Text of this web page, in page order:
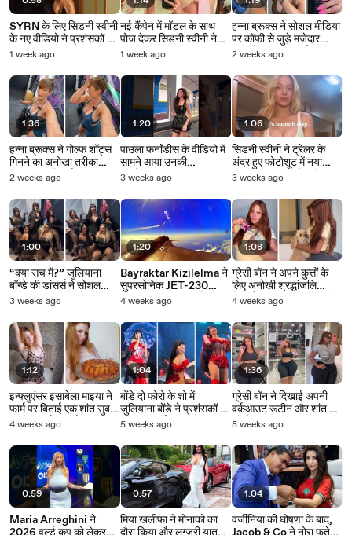
SYRN के लिए सिडनी स्वीनी
के नए वीडियो ने प्रशंसकों का
ध्यान खींचा
1 week ago
1:36
हन्ना ब्रूक्स ने गोल्फ शॉट्स
गिनने का अनोखा तरीका
बताकर फॉलोअर्स का
2 weeks ago
1:00
“क्या सच में?” जुलियाना
बॉन्डे की डांसर्स ने सोशल
मीडिया की टिप्पणियों पर कसा
3 weeks ago
1:12
इन्फ्लुएंसर इसाबेला माइया ने
फार्म पर बिताई एक शांत सुबह
की दिनचर्या दिखाई
4 weeks ago
0:59
Maria Arreghini ने
नई कैंपेन में मॉडल के साथ
पोज देकर सिडनी स्वीनी ने
खींचा ध्यान
1 week ago
1:20
पाउला फर्नांडीस के वीडियो में
सामने आया उनकी
किशोरावस्था का कम जाना-
3 weeks ago
1:20
Bayraktar Kizilelma ने
सुपरसोनिक JET-230
मिसाइल का पहला प्रक्षेपण
4 weeks ago
1:04
बोंडे दो फोरो के शो में
जुलियाना बोंडे ने प्रशंसकों को
किया आकर्षित
5 weeks ago
0:57
मिया खलीफा ने मोनाको का
हन्ना ब्रूक्स ने सोशल मीडिया
पर कॉफी से जुड़े मजेदार
वीडियो में इन्फ्लुएंसर्स पर किया
2 weeks ago
1:06
सिडनी स्वीनी ने ट्रेलर के
अंदर हुए फोटोशूट में नया
लॉन्जरी कलेक्शन पेश किया
3 weeks ago
1:08
ग्रेसी बॉन ने अपने कुत्तों के
लिए अनोखी श्रद्धांजलि
दिखाई, प्रशंसक हुए प्रभावित
4 weeks ago
1:36
ग्रेसी बॉन ने दिखाई अपनी
वर्कआउट रूटीन और शांत दौर
को लेकर की बात
5 weeks ago
1:04
वर्जीनिया की घोषणा के बाद,